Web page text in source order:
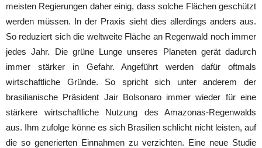
meisten Regierungen daher einig, dass solche Flächen geschützt
werden müssen. In der Praxis sieht dies allerdings anders aus.
So reduziert sich die weltweite Fläche an Regenwald noch immer
jedes Jahr. Die grüne Lunge unseres Planeten gerät dadurch
immer stärker in Gefahr. Angeführt werden dafür oftmals
wirtschaftliche Gründe. So spricht sich unter anderem der
brasilianische Präsident Jair Bolsonaro immer wieder für eine
stärkere wirtschaftliche Nutzung des Amazonas-Regenwalds
aus. Ihm zufolge könne es sich Brasilien schlicht nicht leisten, auf
die so generierten Einnahmen zu verzichten. Eine neue Studie